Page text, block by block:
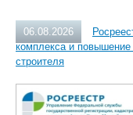
06.08.2026
комплекса и
строителя